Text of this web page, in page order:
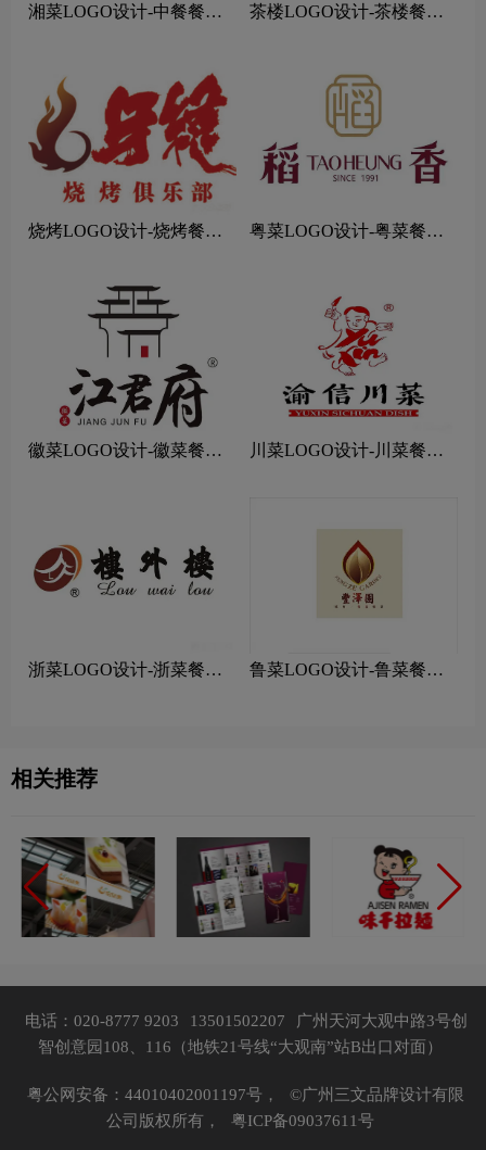
湘菜LOGO设计-中餐餐饮
茶楼LOGO设计-茶楼餐饮
烧烤LOGO设计-烧烤餐饮
粤菜LOGO设计-粤菜餐饮
徽菜LOGO设计-徽菜餐饮
川菜LOGO设计-川菜餐饮
浙菜LOGO设计-浙菜餐饮
鲁菜LOGO设计-鲁菜餐饮
相关推荐
电话：020-8777 9203 13501502207
广州天河大观中路3号创
智创意园108、116（地铁21号线“大观南”站B出口对面）
粤公网安备：44010402001197号，
©广州三文品牌设计有限
公司版权所有，
粤ICP备09037611号